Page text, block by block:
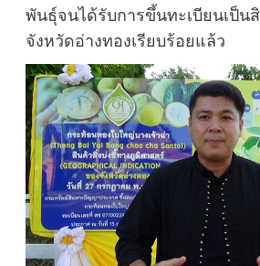
พันธุ์จนได้รับการขึ้นทะเบียนเป็น
จังหวัดอ่างทองเรียบร้อยแล้ว